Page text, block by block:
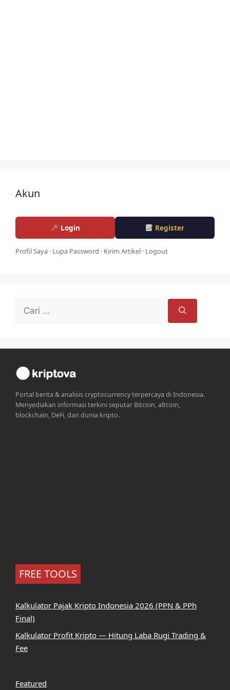
Akun
Login Register
Profil Saya · Lupa Password · Kirim Artikel · Logout
Cari
Portal berita & analisis cryptocurrency terpercaya di Indonesia.
Menyediakan informasi terkini seputar Bitcoin, altcoin,
blockchain, DeFi, dan dunia kripto.
FREE TOOLS
Kalkulator Pajak Kripto Indonesia 2026 (PPN & PPh
Final)
Kalkulator Profit Kripto — Hitung Laba Rugi Trading &
Fee
Featured